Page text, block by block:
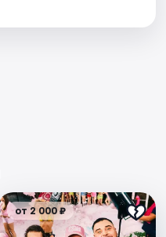
от 2 000 ₽